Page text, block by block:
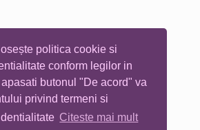
politica cookie si
conform legilor in
butonul "De acord" va
privind termeni si
Citeste mai mult